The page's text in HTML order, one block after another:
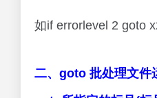
如if errorlevel 2 goto
二、goto 批处理文件